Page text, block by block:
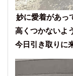
妙に愛着があっ
高くつかないよ
今日引き取りに